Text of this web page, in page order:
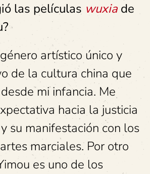
las películas wuxia de
artístico único y
de la cultura china que
mi infancia. Me
hacia la justicia
su manifestación con los
marciales. Por otro
es uno de los